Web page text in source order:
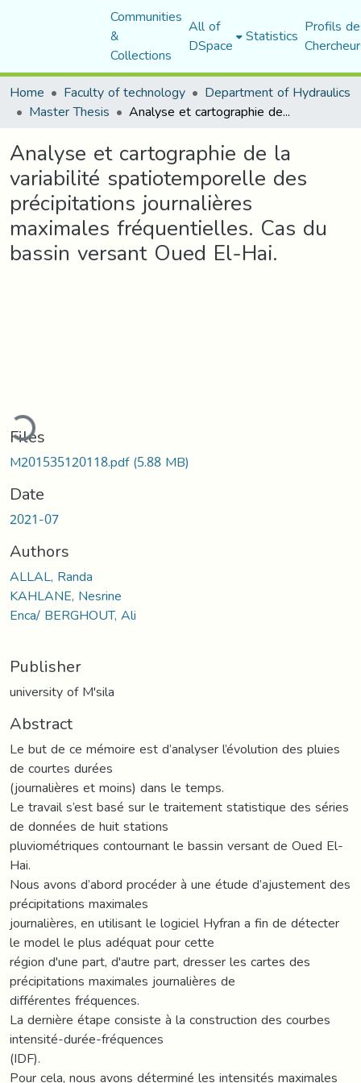
Communities
&
Collections
All of
DSpace Statistics Profils
Home
Faculty of technology Department of Hydraulics
Master Thesis Analyse et cartographie de la variabilité spatiotemporelle des précipitations journalières maximales fréquentielles. Cas du bassin versant Oued El-Hai.
Analyse et cartographie de la
variabilité spatiotemporelle des
précipitations journalières
maximales fréquentielles. Cas du
bassin versant Oued El-Hai.
Files
M201535120118.pdf(5.88 MB)
Date
2021-07
Authors
ALLAL, Randa
KAHLANE, Nesrine
Enca/ BERGHOUT, Ali
Publisher
university of M'sila
Abstract
Le but de ce mémoire est d’analyser l’évolution des pluies
de courtes durées
(journalières et moins) dans le temps.
Le travail s’est basé sur le traitement statistique des séries
de données de huit stations
pluviométriques contournant le bassin versant de Oued El-
Hai.
Nous avons d’abord procéder à une étude d’ajustement des
précipitations maximales
journalières, en utilisant le logiciel Hyfran a fin de détecter
le model le plus adéquat pour cette
région d'une part, d'autre part, dresser les cartes des
précipitations maximales journalières de
différentes fréquences.
La dernière étape consiste à la construction des courbes
intensité-durée-fréquences
(IDF).
Pour cela, nous avons déterminé les intensités maximales